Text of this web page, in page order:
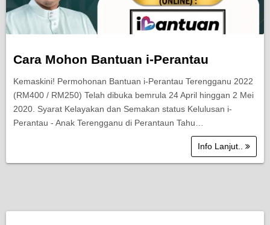
Cara Mohon Bantuan i-Perantau
Kemaskini! Permohonan Bantuan i-Perantau Terengganu 2022
(RM400 / RM250) Telah dibuka bemrula 24 April hinggan 2 Mei
2020. Syarat Kelayakan dan Semakan status Kelulusan i-
Perantau - Anak Terengganu di Perantaun Tahu…
Info Lanjut..